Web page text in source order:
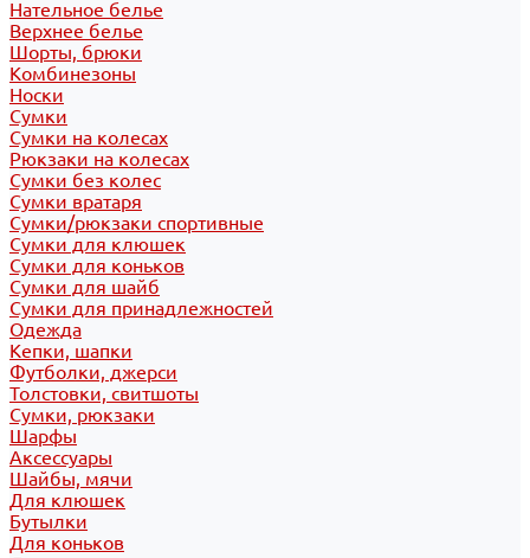
Нательное белье
Верхнее белье
Шорты, брюки
Комбинезоны
Носки
Сумки
Сумки на колесах
Рюкзаки на колесах
Сумки без колес
Сумки вратаря
Сумки/рюкзаки спортивные
Сумки для клюшек
Сумки для коньков
Сумки для шайб
Сумки для принадлежностей
Одежда
Кепки, шапки
Футболки, джерси
Толстовки, свитшоты
Сумки, рюкзаки
Шарфы
Аксессуары
Шайбы, мячи
Для клюшек
Бутылки
Для коньков